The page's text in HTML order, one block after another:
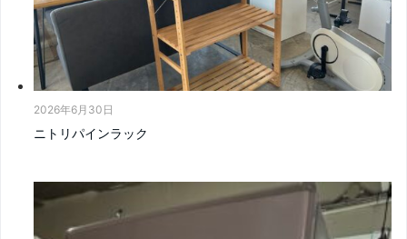
2026年6月30日
ニトリパインラック